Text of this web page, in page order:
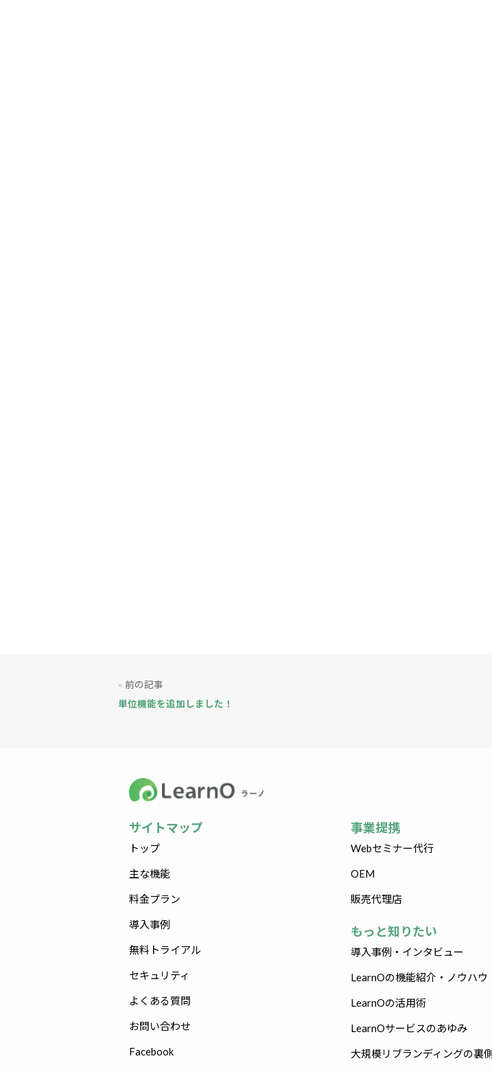
< 前の記事
単位機能を追加しました！
サイトマップ
トップ
主な機能
料金プラン
導入事例
無料トライアル
セキュリティ
よくある質問
お問い合わせ
Facebook
事業提携
Webセミナー代行
OEM
販売代理店
もっと知りたい
導入事例・インタビュー
LearnOの機能紹介・ノウハウ
LearnOの活用術
LearnOサービスのあゆみ
大規模リブランディングの裏側